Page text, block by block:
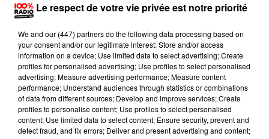
Lecture (2 min 16 sec)
Le respect de votre vie privée est notre priorité
We and our (447) partnersdo the following data processing based on
your consent and/or our legitimate interest: Store and/or access
information on a device; Use limited data to select advertising; Create
profiles for personalised advertising; Use profiles to select personalised
advertising; Measure advertising performance; Measure content
performance; Understand audiences through statistics or combinations
of data from different sources; Develop and improve services; Create
profiles to personalise content; Use profiles to select personalised
content; Use limited data to select content; Ensure security, prevent and
detect fraud, and fix errors; Deliver and present advertising and content;